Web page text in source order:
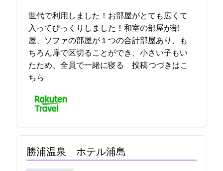
4世代で利用しました！お部屋がとても広くて
入ってびっくりしました！和室の部屋が2部
屋、ソファの部屋が１つの合計3部屋あり、も
ちろん扉で区切ることができ、小さい子もい
たため、全員で一緒に寝る… 2021-12-04 17:29:44投稿つづきはこ
ちら
勝浦温泉 ホテル浦島